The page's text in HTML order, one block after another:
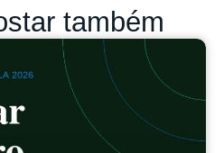
também